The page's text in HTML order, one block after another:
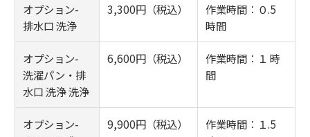
オプション-
排水口 洗浄
3,300円（税込）
作業時間：０.5
時間
オプション-
洗濯パン・排
水口 洗浄 洗浄
6,600円（税込）
作業時間：１ 時
間
オプション-
9,900円（税込）
作業時間：１.5